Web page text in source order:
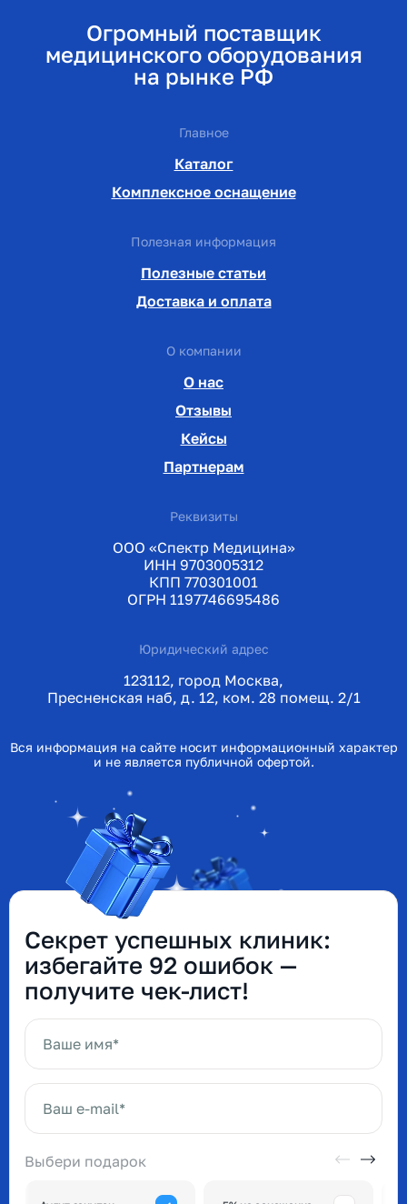
Огромный поставщик
медицинского оборудования
на рынке РФ
Главное
Каталог
Комплексное оснащение
Полезная информация
Полезные статьи
Доставка и оплата
О компании
О нас
Отзывы
Кейсы
Партнерам
Реквизиты
ООО «Спектр Медицина»
ИНН 9703005312
КПП 770301001
ОГРН 1197746695486
Юридический адрес
123112, город Москва,
Пресненская наб, д. 12, ком. 28 помещ. 2/1
Вся информация на сайте носит информационный характер
и не является публичной офертой.
Секрет успешных клиник:
избегайте 92 ошибок —
получите чек-лист!
Выбери подарок